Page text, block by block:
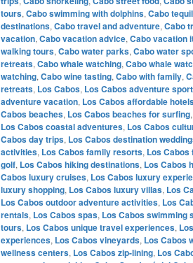
tours, Cabo swimming with dolphins, Cabo
destinations, Cabo travel and adventure, Cabo
vacation, Cabo vacation advice, Cabo vacation
walking tours, Cabo water parks, Cabo water
retreats, Cabo whale watching, Cabo whale
watching, Cabo wine tasting, Cabo with family,
retreats, Los Cabos, Los Cabos adventure
adventure vacation, Los Cabos affordable
Cabos beaches, Los Cabos beaches for surfing,
Los Cabos coastal adventures, Los Cabos
Cabos day trips, Los Cabos destination
activities, Los Cabos family resorts, Los Cabos
golf, Los Cabos hiking destinations, Los Cabos
Cabos luxury cruises, Los Cabos luxury
luxury shopping, Los Cabos luxury villas, Los
Los Cabos outdoor adventure activities, Los
rentals, Los Cabos spas, Los Cabos swimming
tours, Los Cabos unique travel experiences,
experiences, Los Cabos vineyards, Los Cabos
wellness centers, Los Cabos zip-lining, Los